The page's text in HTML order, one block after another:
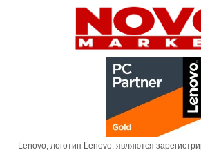
Lenovo, логотип Lenovo, являются